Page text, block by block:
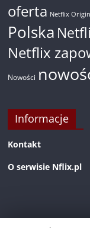
oferta Netflix
Polska
Netflix
Nowości
Informacje
Kontakt
O serwisie Nflix.pl